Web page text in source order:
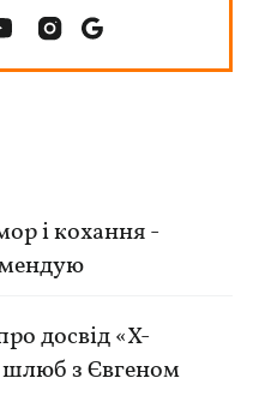
і кохання -
досвід «Х-
шлюб з Євгеном